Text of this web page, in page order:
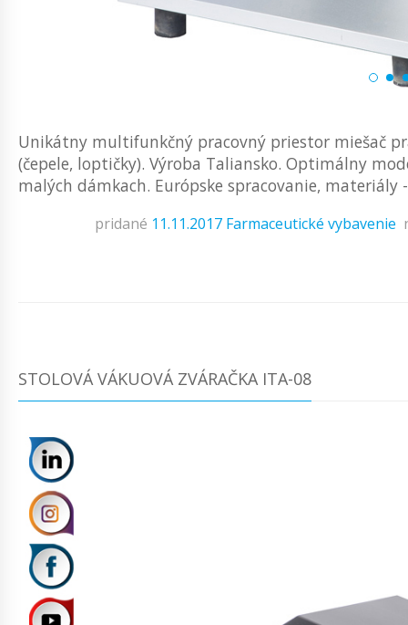
Unikátny multifunkčný pracovný priestor miešač
(čepele, loptičky). Výroba Taliansko. Optimálny
malých dámkach. Európske spracovanie, materiály
pridané 11.11.2017 Farmaceutické vybavenie
STOLOVÁ VÁKUOVÁ ZVÁRAČKA ITA-08